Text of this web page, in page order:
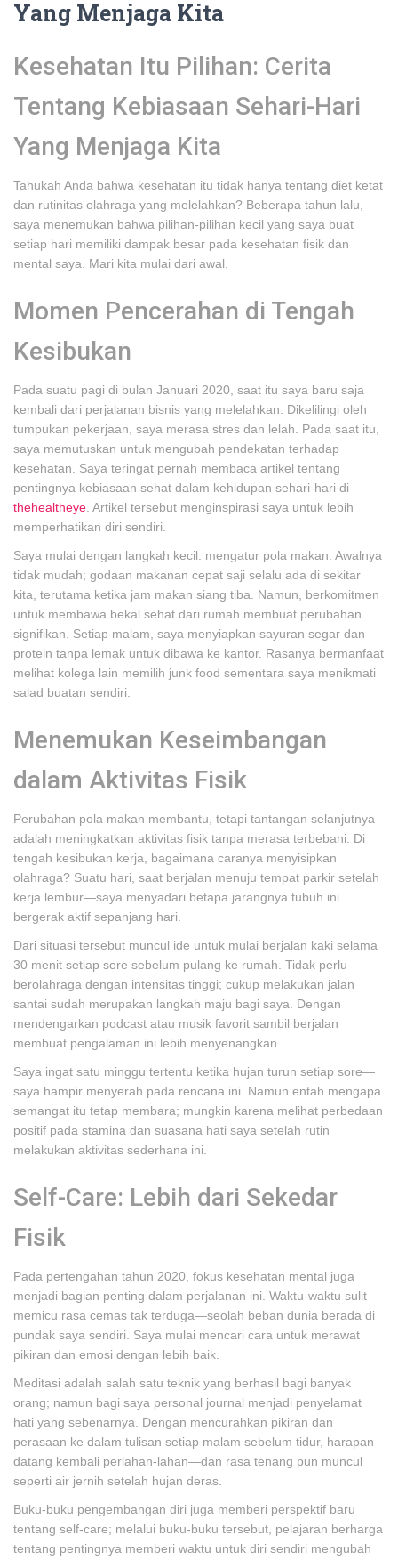
Yang Menjaga Kita
Kesehatan Itu Pilihan: Cerita
Tentang Kebiasaan Sehari-Hari
Yang Menjaga Kita
Tahukah Anda bahwa kesehatan itu tidak hanya tentang diet ketat
dan rutinitas olahraga yang melelahkan? Beberapa tahun lalu,
saya menemukan bahwa pilihan-pilihan kecil yang saya buat
setiap hari memiliki dampak besar pada kesehatan fisik dan
mental saya. Mari kita mulai dari awal.
Momen Pencerahan di Tengah
Kesibukan
Pada suatu pagi di bulan Januari 2020, saat itu saya baru saja
kembali dari perjalanan bisnis yang melelahkan. Dikelilingi oleh
tumpukan pekerjaan, saya merasa stres dan lelah. Pada saat itu,
saya memutuskan untuk mengubah pendekatan terhadap
kesehatan. Saya teringat pernah membaca artikel tentang
pentingnya kebiasaan sehat dalam kehidupan sehari-hari di
thehealtheye . Artikel tersebut menginspirasi saya untuk lebih
memperhatikan diri sendiri.
Saya mulai dengan langkah kecil: mengatur pola makan. Awalnya
tidak mudah; godaan makanan cepat saji selalu ada di sekitar
kita, terutama ketika jam makan siang tiba. Namun, berkomitmen
untuk membawa bekal sehat dari rumah membuat perubahan
signifikan. Setiap malam, saya menyiapkan sayuran segar dan
protein tanpa lemak untuk dibawa ke kantor. Rasanya bermanfaat
melihat kolega lain memilih junk food sementara saya menikmati
salad buatan sendiri.
Menemukan Keseimbangan
dalam Aktivitas Fisik
Perubahan pola makan membantu, tetapi tantangan selanjutnya
adalah meningkatkan aktivitas fisik tanpa merasa terbebani. Di
tengah kesibukan kerja, bagaimana caranya menyisipkan
olahraga? Suatu hari, saat berjalan menuju tempat parkir setelah
kerja lembur—saya menyadari betapa jarangnya tubuh ini
bergerak aktif sepanjang hari.
Dari situasi tersebut muncul ide untuk mulai berjalan kaki selama
30 menit setiap sore sebelum pulang ke rumah. Tidak perlu
berolahraga dengan intensitas tinggi; cukup melakukan jalan
santai sudah merupakan langkah maju bagi saya. Dengan
mendengarkan podcast atau musik favorit sambil berjalan
membuat pengalaman ini lebih menyenangkan.
Saya ingat satu minggu tertentu ketika hujan turun setiap sore—
saya hampir menyerah pada rencana ini. Namun entah mengapa
semangat itu tetap membara; mungkin karena melihat perbedaan
positif pada stamina dan suasana hati saya setelah rutin
melakukan aktivitas sederhana ini.
Self-Care: Lebih dari Sekedar
Fisik
Pada pertengahan tahun 2020, fokus kesehatan mental juga
menjadi bagian penting dalam perjalanan ini. Waktu-waktu sulit
memicu rasa cemas tak terduga—seolah beban dunia berada di
pundak saya sendiri. Saya mulai mencari cara untuk merawat
pikiran dan emosi dengan lebih baik.
Meditasi adalah salah satu teknik yang berhasil bagi banyak
orang; namun bagi saya personal journal menjadi penyelamat
hati yang sebenarnya. Dengan mencurahkan pikiran dan
perasaan ke dalam tulisan setiap malam sebelum tidur, harapan
datang kembali perlahan-lahan—dan rasa tenang pun muncul
seperti air jernih setelah hujan deras.
Buku-buku pengembangan diri juga memberi perspektif baru
tentang self-care; melalui buku-buku tersebut, pelajaran berharga
tentang pentingnya memberi waktu untuk diri sendiri mengubah